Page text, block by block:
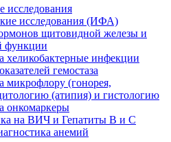
исследования
исследования (ИФА)
щитовидной железы и
функции
хеликобактерные инфекции
гемостаза
микрофлору (гонорея,
(атипия) и гистологию
онкомаркеры
на ВИЧ и Гепатиты B и C
анемий